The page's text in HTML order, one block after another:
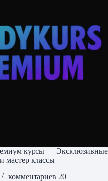
курсы — Эксклюзивные
мастер классы
комментариев 20